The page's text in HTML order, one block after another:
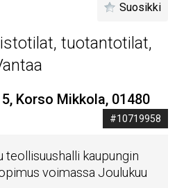
Suosikki
tuotantotilat,
Korso Mikkola, 01480
#10719958
kaupungin
voimassa Joulukuu